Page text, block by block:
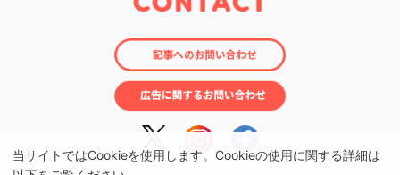
当サイトではCookieを使用します。Cookieの使用に関する詳細は